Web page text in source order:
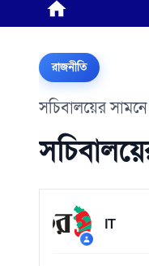
রাজনীতি
সচিবালয়ের
IT